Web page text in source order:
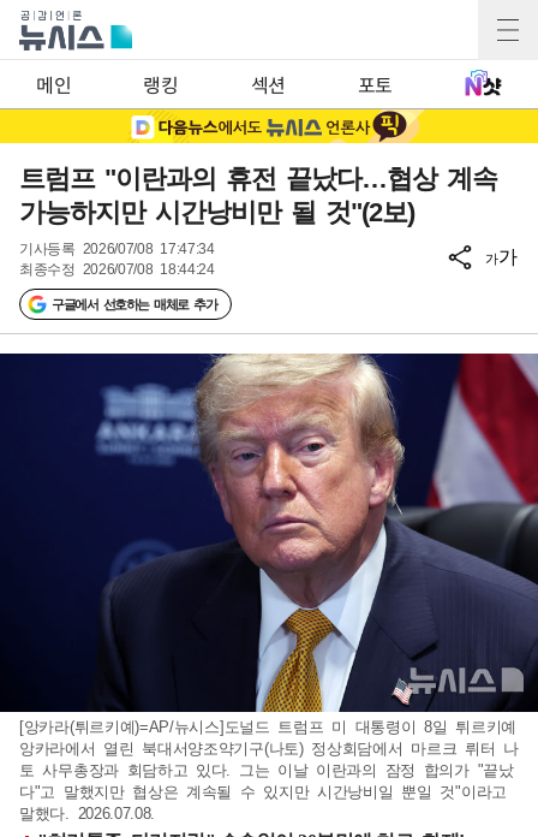
메인 랭킹 섹션 포토
트럼프 "이란과의 휴전 끝났다…협상 계속
가능하지만 시간낭비만 될 것"(2보)
기사등록 2026/07/08 17:47:34
최종수정 2026/07/08 18:44:24
구글에서 선호하는 매체로 추가
가가
[앙카라(튀르키예)=AP/뉴시스]도널드 트럼프 미 대통령이 8일 튀르키예
앙카라에서 열린 북대서양조약기구(나토) 정상회담에서 마르크 뤼터 나
토 사무총장과 회담하고 있다. 그는 이날 이란과의 잠정 합의가 "끝났
다"고 말했지만 협상은 계속될 수 있지만 시간낭비일 뿐일 것"이라고
말했다. 2026.07.08.